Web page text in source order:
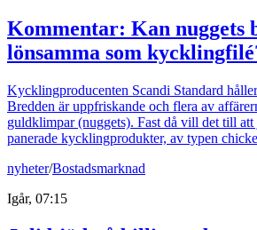
Kommentar: Kan nuggets
lönsamma som
Kycklingproducenten Scandi Standard
Bredden är uppfriskande och flera av
guldklimpar (nuggets). Fast då vill det till att
panerade kycklingprodukter, av typen
nyheter/Bostadsmarknad
Igår, 07:15